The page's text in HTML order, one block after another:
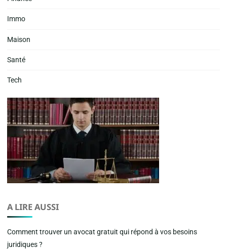
Immo
Maison
Santé
Tech
A LIRE AUSSI
Comment trouver un avocat gratuit qui répond à vos besoins
juridiques ?